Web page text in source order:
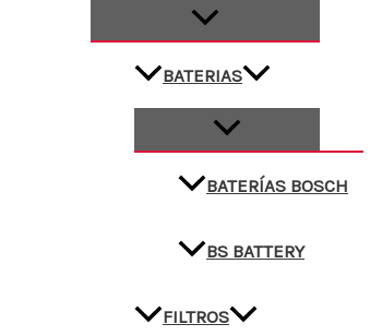
BATERIAS
BATERÍAS BOSCH
BS BATTERY
FILTROS